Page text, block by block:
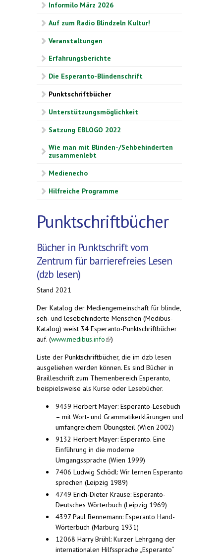
Informilo März 2026
Auf zum Radio Blindzeln Kultur!
Veranstaltungen
Erfahrungsberichte
Die Esperanto-Blindenschrift
Punktschriftbücher
Unterstützungsmöglichkeit
Satzung EBLOGO 2022
Wie man mit Blinden-/Sehbehinderten
zusammenlebt
Medienecho
Hilfreiche Programme
Punktschriftbücher
Bücher in Punktschrift vom
Zentrum für barrierefreies Lesen
(dzb lesen)
Stand 2021
Der Katalog der Mediengemeinschaft für blinde,
seh- und lesebehinderte Menschen (Medibus-
Katalog) weist 34 Esperanto-Punktschriftbücher
auf. (www.medibus.info(link is external)
)
Liste der Punktschriftbücher, die im dzb lesen
ausgeliehen werden können. Es sind Bücher in
Brailleschrift zum Themenbereich Esperanto,
beispielsweise als Kurse oder Lesebücher.
9439 Herbert Mayer: Esperanto-Lesebuch
– mit Wort- und Grammatikerklärungen und
umfangreichem Übungsteil (Wien 2002)
9132 Herbert Mayer: Esperanto. Eine
Einführung in die moderne
Umgangssprache (Wien 1999)
7406 Ludwig Schödl: Wir lernen Esperanto
sprechen (Leipzig 1989)
4749 Erich-Dieter Krause: Esperanto-
Deutsches Wörterbuch (Leipzig 1969)
4397 Paul Bennemann: Esperanto Hand-
Wörterbuch (Marburg 1931)
12068 Harry Brühl: Kurzer Lehrgang der
internationalen Hilfssprache „Esperanto“